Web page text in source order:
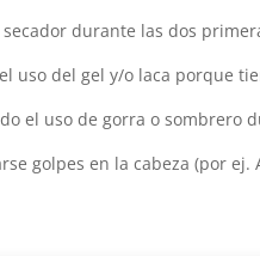
durante las dos
uso del gel y/o laca porque
el uso de gorra o sombrero
golpes en la cabeza (por